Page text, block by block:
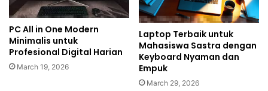
PC All in One Modern
Minimalis untuk
Profesional Digital Harian
March 19, 2026
Laptop Terbaik untuk
Mahasiswa Sastra dengan
Keyboard Nyaman dan
Empuk
March 29, 2026